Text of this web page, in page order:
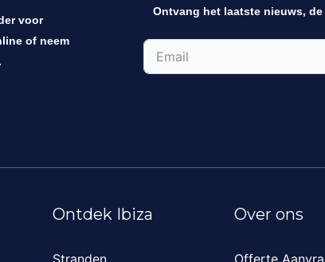
voor
of neem
Ontvang het laatste nieuws,
Ontdek Ibiza Over ons